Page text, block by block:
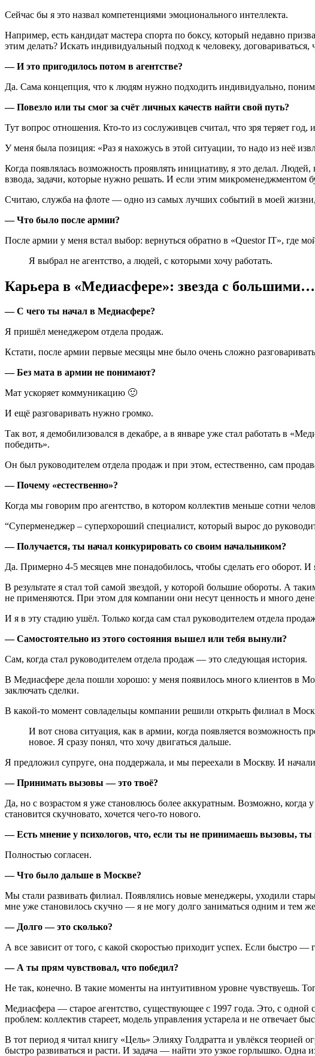
Сейчас бы я это назвал компетенциями эмоционального интеллекта.
Например, есть кандидат мастера спорта по боксу, который недавно
этим делать? Искать индивидуальный подход к человеку,
— И это пригодилось потом в агентстве?
Да. Сама концепция, что к людям нужно подходить индивидуально,
— Повезло или ты смог за счёт личных качеств найти свой путь?
Тут вопрос отношения. Кто-то из сослуживцев считал, что зря теряет год,
У меня была позиция: «Раз я нахожусь в этой ситуации, то надо из неё
Когда появлялась возможность проявлять инициативу, я это делал.
взвода, задачи, которые нужно решать. И если этим микроменеджментом
Считаю, служба на флоте — одно из самых лучших событий в моей
— Что было после армии?
После армии у меня встал выбор: вернуться обратно в «Questor IT», где
Я выбрал не агентство, а людей, с которыми хочу работать.
Карьера в «Медиасфере»: звезда с
— С чего ты начал в Медиасфере?
Я пришёл менеджером отдела продаж.
Кстати, после армии первые месяцы мне было очень сложно
— Без мата в армии не понимают?
Мат ускоряет коммуникацию 🙂
И ещё разговаривать нужно громко.
Так вот, я демобилизовался в декабре, а в январе уже стал работать в
победить».
Он был руководителем отдела продаж и при этом, естественно, сам
— Почему «естественно»?
Когда мы говорим про агентство, в котором коллектив меньше сотни
“Суперменеджер – суперхороший специалист, который вырос до
— Получается, ты начал конкурировать со своим начальником?
Да. Примерно 4-5 месяцев мне понадобилось, чтобы сделать его оборот. И
В результате я стал той самой звездой, у которой большие обороты. А
не применяются. При этом для компании они несут ценность и много
И я в эту стадию ушёл. Только когда сам стал руководителем отдела
— Самостоятельно из этого состояния вышел или тебя вынули?
Сам, когда стал руководителем отдела продаж — это следующая история.
В Медиасфере дела пошли хорошо: у меня появилось много клиентов в
заключать сделки.
В какой-то момент совладельцы компании решили открыть филиал в
И вот снова ситуация, как в армии, когда появляется возможность
новое. Я сразу понял, что хочу двигаться дальше.
Я предложил супруге, она поддержала, и мы переехали в Москву. И
— Принимать вызовы — это твоё?
Да, но с возрастом я уже становлюсь более аккуратным. Возможно, когда
становится скучновато, хочется чего-то нового.
— Есть мнение у психологов, что, если ты не принимаешь вызовы, ты
Полностью согласен.
— Что было дальше в Москве?
Мы стали развивать филиал. Появлялись новые менеджеры, уходили
мне уже становилось скучно — я не могу долго заниматься одним и тем
— Долго — это сколько?
А все зависит от того, с какой скоростью приходит успех. Если быстро
— А ты прям чувствовал, что победил?
Не так, конечно. В такие моменты на интуитивном уровне чувствуешь.
Медиасфера — старое агентство, существующее с 1997 года. Это, с одной
проблем: коллектив стареет, модель управления устарела и не отвечает
В тот период я читал книгу «Цель» Элияху Голдратта и увлёкся теорией
быстро развиваться и расти. И задача — найти это узкое горлышко.